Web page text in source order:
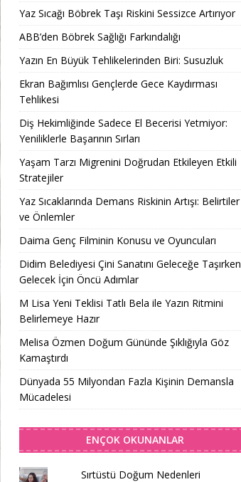
Yaz Sıcağı Böbrek Taşı Riskini Sessizce Artırıyor
ABB’den Böbrek Sağlığı Farkındalığı
Yazın En Büyük Tehlikelerinden Biri: Susuzluk
Ekran Bağımlısı Gençlerde Gece Kaydırması
Tehlikesi
Diş Hekimliğinde Sadece El Becerisi Yetmiyor:
Yeniliklerle Başarının Sırları
Yaşam Tarzı Migrenini Doğrudan Etkileyen Etkili
Stratejiler
Yaz Sıcaklarında Demans Riskinin Artışı: Belirtiler
ve Önlemler
Daima Genç Filminin Konusu ve Oyuncuları
Didim Belediyesi Çini Sanatını Geleceğe Taşırken
Gelecek İçin Öncü Adımlar
M Lisa Yeni Teklisi Tatlı Bela ile Yazın Ritmini
Belirlemeye Hazır
Melisa Özmen Doğum Gününde Şıklığıyla Göz
Kamaştırdı
Dünyada 55 Milyondan Fazla Kişinin Demansla
Mücadelesi
ENÇOK OKUNANLAR
Sırtüstü Doğum Nedenleri